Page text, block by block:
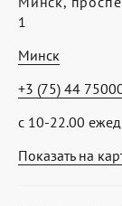
Показать на
1
Минск
с 10-22.00
+3 (75) 44